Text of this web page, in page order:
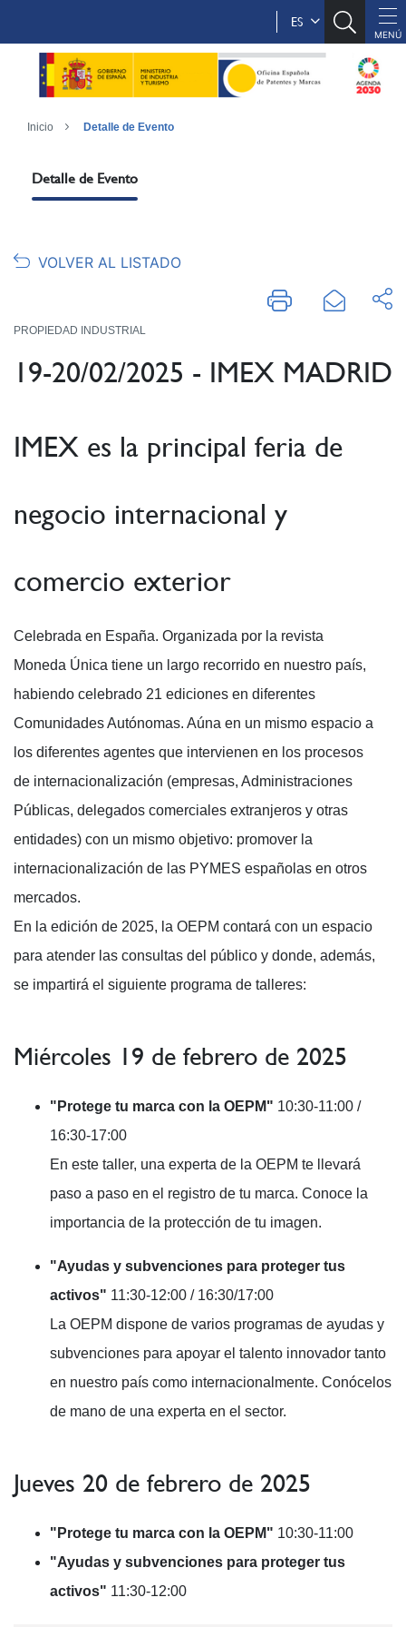
ES
Inicio Detalle de Evento
Detalle de Evento
VOLVER AL LISTADO
PROPIEDAD INDUSTRIAL
19-20/02/2025 - IMEX MADRID
IMEX es la principal feria de
negocio internacional y
comercio exterior
Celebrada en España. Organizada por la revista
Moneda Única tiene un largo recorrido en nuestro país,
habiendo celebrado 21 ediciones en diferentes
Comunidades Autónomas. Aúna en un mismo espacio a
los diferentes agentes que intervienen en los procesos
de internacionalización (empresas, Administraciones
Públicas, delegados comerciales extranjeros y otras
entidades) con un mismo objetivo: promover la
internacionalización de las PYMES españolas en otros
mercados.
En la edición de 2025, la OEPM contará con un espacio
para atender las consultas del público y donde, además,
se impartirá el siguiente programa de talleres:
Miércoles 19 de febrero de 2025
"Protege tu marca con la OEPM" 10:30-11:00 /
16:30-17:00
En este taller, una experta de la OEPM te llevará
paso a paso en el registro de tu marca. Conoce la
importancia de la protección de tu imagen.
"Ayudas y subvenciones para proteger tus
activos" 11:30-12:00 / 16:30/17:00
La OEPM dispone de varios programas de ayudas y
subvenciones para apoyar el talento innovador tanto
en nuestro país como internacionalmente. Conócelos
de mano de una experta en el sector.
Jueves 20 de febrero de 2025
"Protege tu marca con la OEPM" 10:30-11:00
"Ayudas y subvenciones para proteger tus
activos" 11:30-12:00